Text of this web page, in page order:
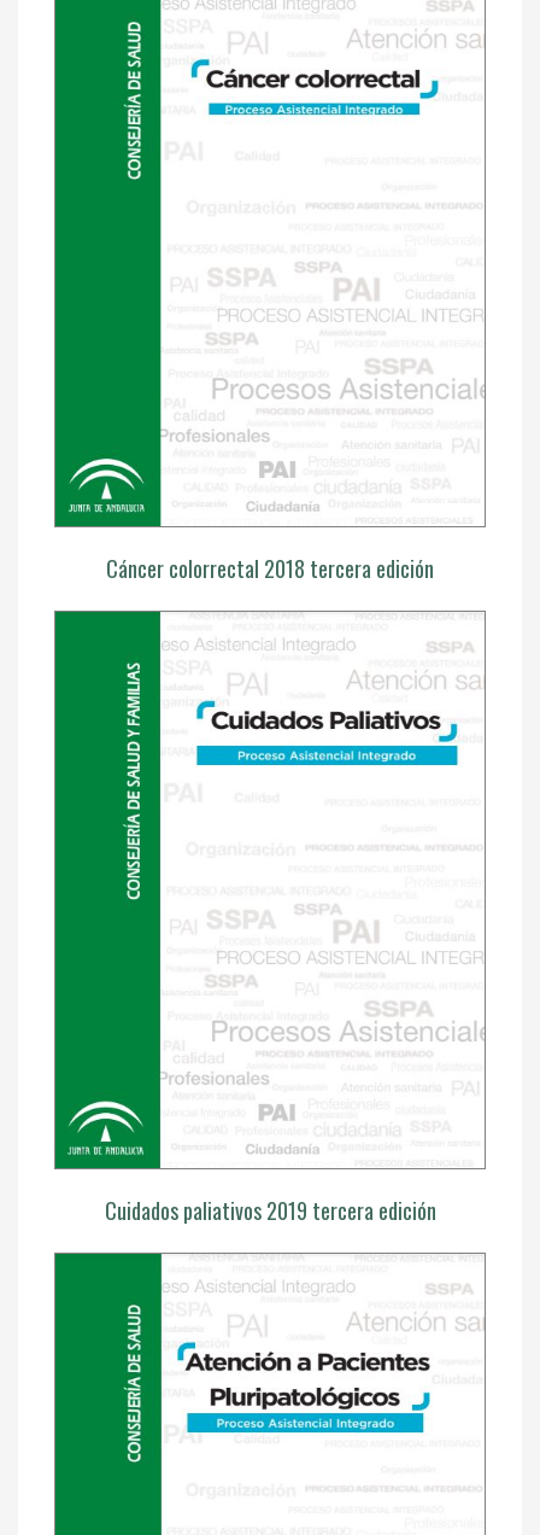
Cáncer colorrectal 2018 tercera edición
Cuidados paliativos 2019 tercera edición